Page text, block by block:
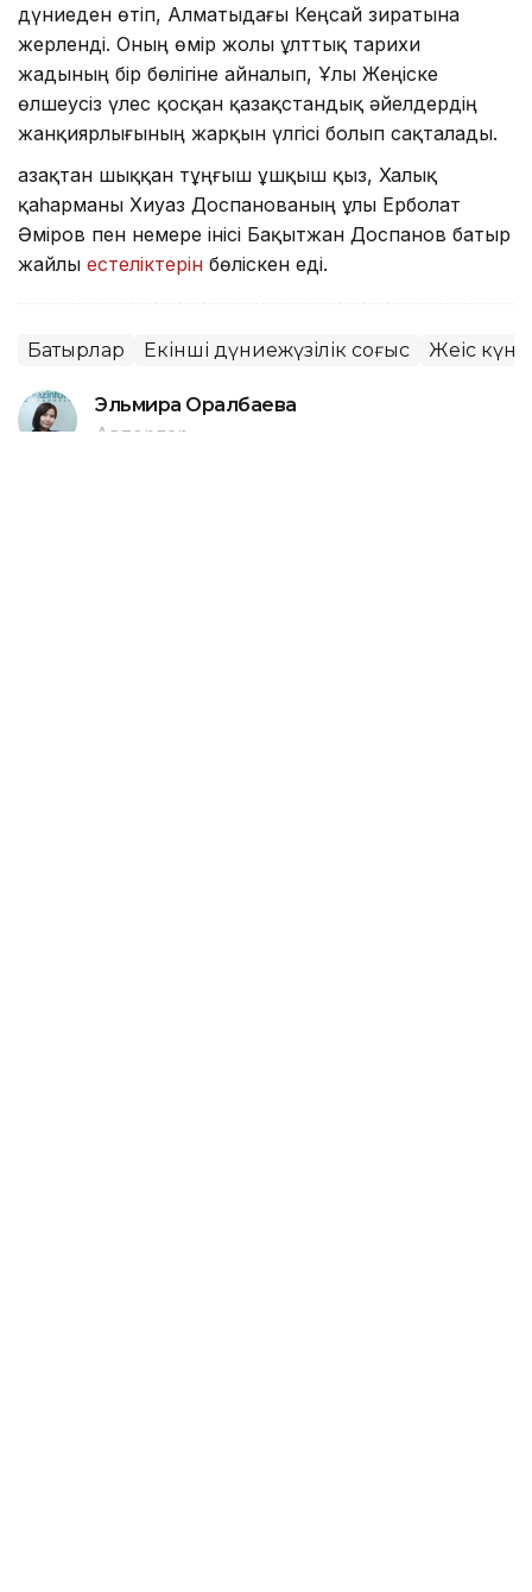
дүниеден өтіп, Алматыдағы Кеңсай зиратына
жерленді. Оның өмір жолы ұлттық тарихи
жадының бір бөлігіне айналып, Ұлы Жеңіске
өлшеусіз үлес қосқан қазақстандық әйелдердің
жанқиярлығының жарқын үлгісі болып сақталады.
Қазақтан шыққан тұңғыш ұшқыш қыз, Халық
қаһарманы Хиуаз Доспанованың ұлы Ерболат
Әміров пен немере інісі Бақытжан Доспанов батыр
жайлы естеліктерін бөліскен еді.
Батырлар Екінші дүниежүзілік соғыс Жеңіс күні
Эльмира Оралбаева
Авторлар